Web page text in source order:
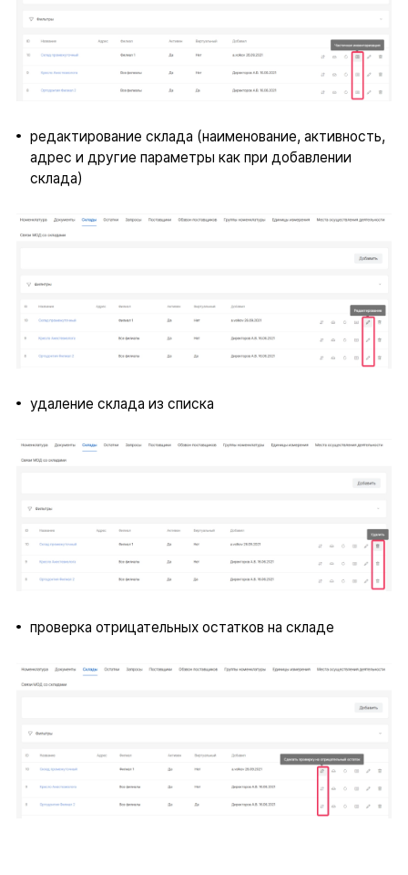
редактирование склада (наименование, активность,
адрес и другие параметры как при добавлении
склада)
удаление склада из списка
проверка отрицательных остатков на складе